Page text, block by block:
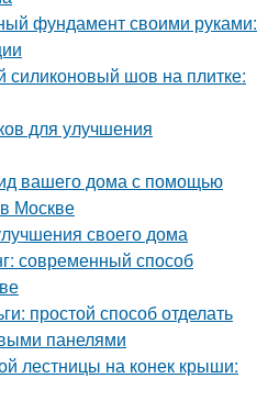
фундамент своими руками:
силиконовый шов на плитке:
для улучшения
вашего дома с помощью
Москве
своего дома
современный способ
простой способ отделать
панелями
лестницы на конек крыши: